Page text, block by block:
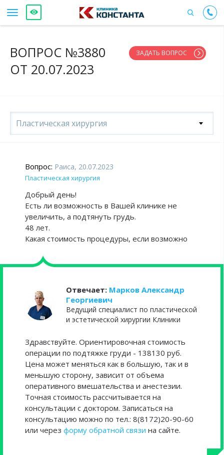
ВОПРОС №3880
ОТ 20.07.2023
ЗАДАТЬ ВОПРОС
Пластическая хирургия
Вопрос: Раиса, 20.07.2023
Пластическая хирургия
Добрый день!
Есть ли возможность в Вашей клинике не
увеличить, а подтянуть грудь.
48 лет.
Какая стоимость процедуры, если возможно
Отвечает: Марков Александр
Георгиевич
Ведущий специалист по пластической
и эстетической хирургии Клиники
Здравствуйте. Ориентировочная стоимость
операции по подтяжке груди - 138130 руб.
Цена может меняться как в большую, так и в
меньшую сторону, зависит от объема
оперативного вмешательства и анестезии.
Точная стоимость рассчитывается на
консультации с доктором. Записаться на
консультацию можно по тел.: 8(8172)20-90-60
или через форму обратной связи на сайте.